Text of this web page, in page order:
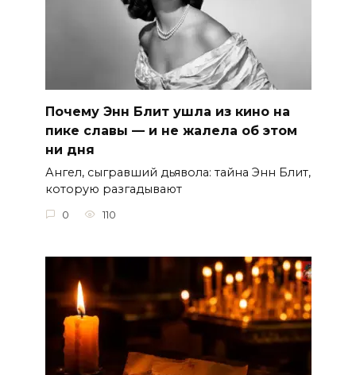
Почему Энн Блит ушла из кино на
пике славы — и не жалела об этом
ни дня
Ангел, сыгравший дьявола: тайна Энн Блит,
которую разгадывают
0 110